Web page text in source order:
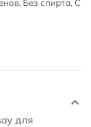
Без спирта, С
для